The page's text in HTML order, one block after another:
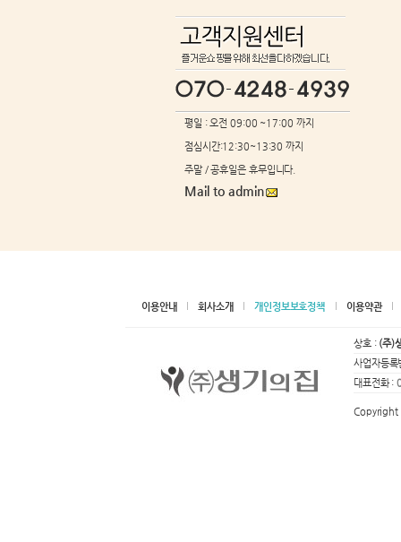
평일 : 오전 09:00 ~17:00 까지
점심시간:12:30~13:30 까지
주말 / 공휴일은 휴무입니다.
Mail to admin
이용안내 회사소개 개인정보보호정책 이용약관
상호 : (주)
사업자등
대표전화 :
Copyright